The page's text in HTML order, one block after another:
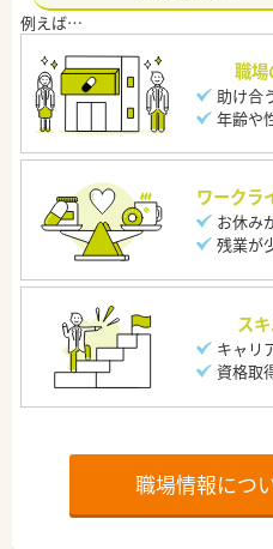
職
助け合
年齢や
ワークラ
お休み
残業が
ス
キャリ
資格取
職場情報につ